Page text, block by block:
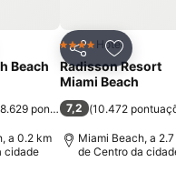
aos favoritos
Beach
8.629 pontuações)
a 0.2 km
cidade
Partilhar
4 EstrelasHotel
Radisson Resort
Miami Beach
7,2 (10.472
Miami Beach, a
de Centro da